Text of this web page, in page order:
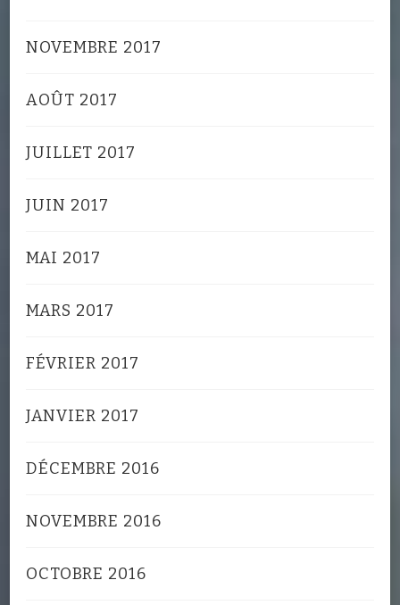
NOVEMBRE 2017
AOÛT 2017
JUILLET 2017
JUIN 2017
MAI 2017
MARS 2017
FÉVRIER 2017
JANVIER 2017
DÉCEMBRE 2016
NOVEMBRE 2016
OCTOBRE 2016